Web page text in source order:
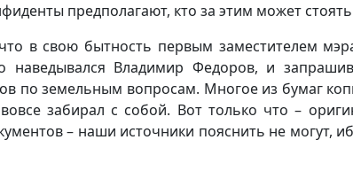
предполагают, кто за этим может
в свою бытность первым заместителем
наведывался Владимир Федоров, и
по земельным вопросам. Многое из бумаг
забирал с собой. Вот только что –
– наши источники пояснить не могут,